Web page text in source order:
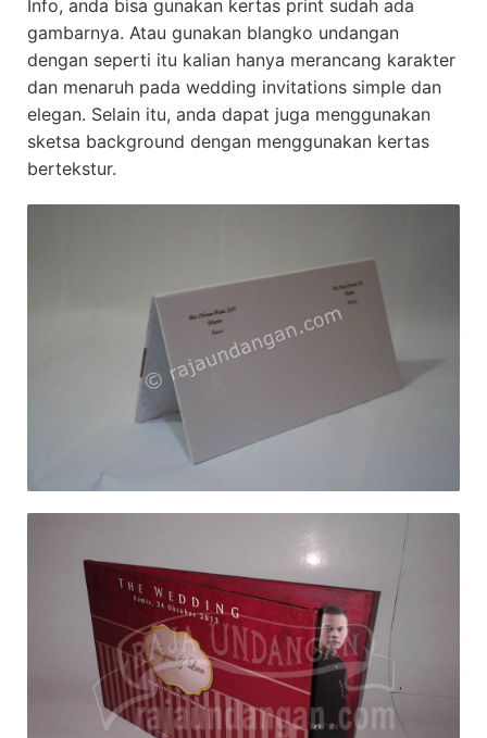
Info, anda bisa gunakan kertas print sudah ada
gambarnya. Atau gunakan blangko undangan
dengan seperti itu kalian hanya merancang karakter
dan menaruh pada wedding invitations simple dan
elegan. Selain itu, anda dapat juga menggunakan
sketsa background dengan menggunakan kertas
bertekstur.